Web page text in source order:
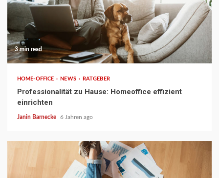
3 min read
HOME-OFFICE NEWS RATGEBER
Professionalität zu Hause: Homeoffice effizient
einrichten
Janin Barnecke 6 Jahren ago